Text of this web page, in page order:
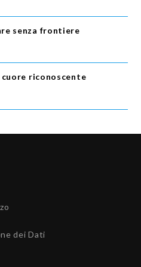
senza frontiere
riconoscente
dei Dati